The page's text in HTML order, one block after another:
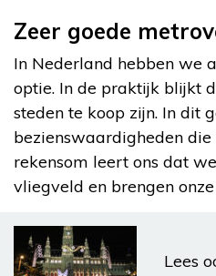
Zeer goede
In Nederland hebben we
optie. In de praktijk blijkt
steden te koop zijn. In dit
bezienswaardigheden
rekensom leert ons dat
vliegveld en brengen
Lees